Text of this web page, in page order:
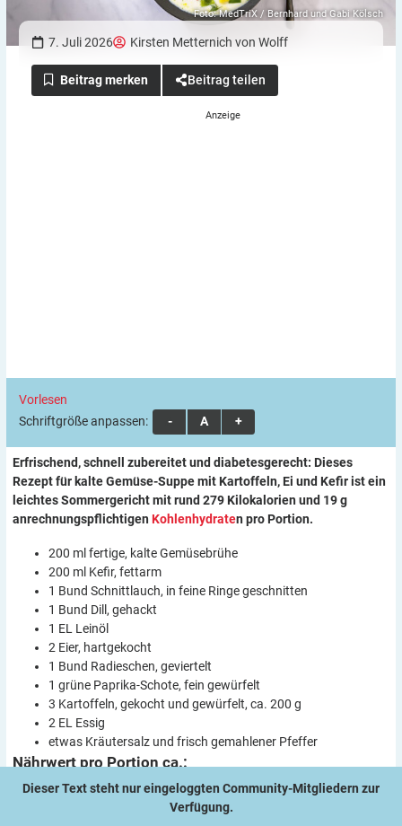
Foto: MedTriX / Bernhard und Gabi Kölsch
7. Juli 2026 Kirsten Metternich von Wolff
Beitrag teilen
Vorlesen
Schriftgröße anpassen:
A A A
Erfrischend, schnell zubereitet und diabetesgerecht: Dieses
Rezept für kalte Gemüse-Suppe mit Kartoffeln, Ei und Kefir ist ein
leichtes Sommergericht mit rund 279 Kilokalorien und 19 g
anrechnungspflichtigen Kohlenhydraten pro Portion.
200 ml fertige, kalte Gemüsebrühe
200 ml Kefir, fettarm
1 Bund Schnittlauch, in feine Ringe geschnitten
1 Bund Dill, gehackt
1 EL Leinöl
2 Eier, hartgekocht
1 Bund Radieschen, geviertelt
1 grüne Paprika-Schote, fein gewürfelt
3 Kartoffeln, gekocht und gewürfelt, ca. 200 g
2 EL Essig
etwas Kräutersalz und frisch gemahlener Pfeffer
Nährwert pro Portion ca.:
Dieser Text steht nur eingeloggten Community-Mitgliedern zur
Verfügung.